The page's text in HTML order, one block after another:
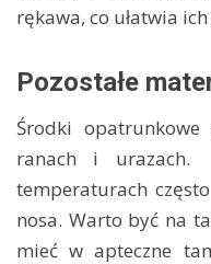
rękawa, co ułatwia
Pozostałe
Środki
ranach i urazach.
temperaturach
nosa. Warto być na
mieć w apteczne